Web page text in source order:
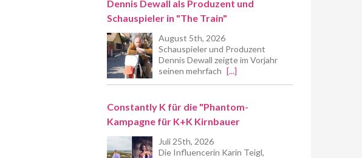
Dennis Dewall als Produzent und
Schauspieler in "The Train"
August 5th, 2026
Schauspieler und Produzent
Dennis Dewall zeigte im Vorjahr
seinen mehrfach [...]
Constantly K für die "Phantom-
Kampagne für K+K Kirnbauer
Juli 25th, 2026
Die Influencerin Karin Teigl,